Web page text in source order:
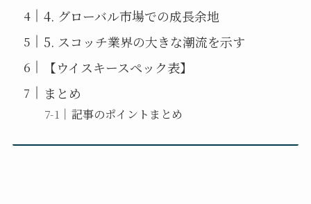
4. グローバル市場での成長余地
5. スコッチ業界の大きな潮流を示す
【ウイスキースペック表】
まとめ
記事のポイントまとめ